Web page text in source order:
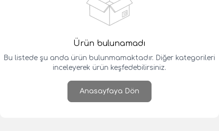
Ürün bulunamadı
Bu listede şu anda ürün bulunmamaktadır. Diğer kategorileri
inceleyerek ürün keşfedebilirsiniz.
Anasayfaya Dön